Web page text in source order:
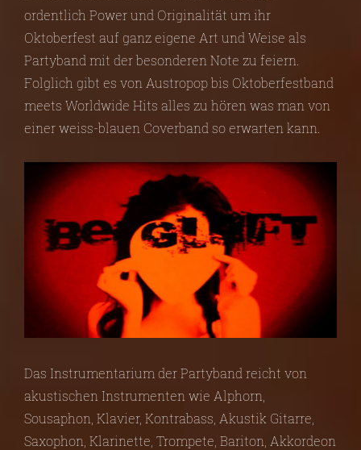
ordentlich Power und Originalität um ihr
Oktoberfest auf ganz eigene Art und Weise als
Partyband mit der besonderen Note zu feiern.
Folglich gibt es von Austropop bis Oktoberfestband
meets Worldwide Hits alles zu hören was man von
einer weiss-blauen Coverband so erwarten kann.
Das Instrumentarium der Partyband reicht von
akustischen Instrumenten wie Alphorn,
Sousaphon, Klavier, Kontrabass, Akustik Gitarre,
Saxophon, Klarinette, Trompete, Bariton, Akkordeon